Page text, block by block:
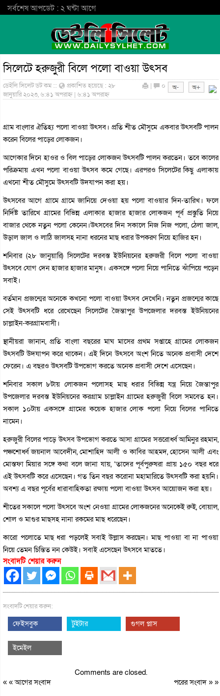
সর্বশেষ আপডেট : ২ ঘন্টা আগে
সিলেটে হরুজুরী বিলে পলো বাওয়া উৎসব
ডেইলি সিলেট ডট কম ::
প্রকাশিত হয়েছে : ২৮
জানুয়ারি ২০২৩, ৬:৪১ অপরাহ্ন | ৬:৪১ অপরাহ্ন
| ০
গ্রাম বাংলার ঐতিহ্য পলো বাওয়া উৎসব। প্রতি শীত মৌসুমে একবার উৎসবটি পালন
করেন বিলের পাড়ের লোকজন।
আগেকার দিনে হাওর ও বিল পাড়ের লোকজন উৎসবটি পালন করতেন। তবে কালের
পরিক্রমায় এখন পলো বাওয়া উৎসব কমে গেছে। এরপরও সিলেটের কিছু এলাকায়
এখনো শীত মৌসুমে উৎসবটি উদযাপন করা হয়।
উৎসবের আগে গ্রামে গ্রামে জানিয়ে দেওয়া হয় পলো বাওয়ার দিন-তারিখ। ফলে
নির্দিষ্ট তারিখে গ্রামের বিভিন্ন এলাকার হাজার হাজার লোকজন পূর্ব প্রস্তুতি নিয়ে
বাজার থেকে নতুন পলো কেনেন।উৎসবের দিন সকালে নিজ নিজ পলো, ঠেলা জাল,
উড়াল জাল ও লাঠি জালসহ নানা ধরনের মাছ ধরার উপকরণ নিয়ে হাজির হন।
শনিবার (২৮ জানুয়ারি) সিলেটের দরবস্ত ইউনিয়নের হরুজরী বিলে পলো বাওয়া
উৎসবে যোগ দেন হাজার হাজার মানুষ। একসঙ্গে পলো নিয়ে পানিতে ঝাঁপিয়ে পড়েন
সবাই।
বর্তমান প্রজন্মের অনেকে কখনো পলো বাওয়া উৎসব দেখেনি। নতুন প্রজন্মের কাছে
সেই উৎসবটি ধরে রেখেছেন সিলেটের জৈন্তাপুর উপজেলার দরবস্ত ইউনিয়নের
চাল্লাইন-করগ্রামবাসী।
স্থানীয়রা জানান, প্রতি বাংলা বছরের মাঘ মাসের প্রথম সপ্তাহে গ্রামের লোকজন
উৎসবটি উদযাপন করে থাকেন। এই দিনে উৎসবে অংশ নিতে অনেক প্রবাসী দেশে
ফেরেন। এ বছরও উৎসবটি উপভোগ করতে অনেক প্রবাসী দেশে এসেছেন।
শনিবার সকাল ৮টায় লোকজন পলোসহ মাছ ধরার বিভিন্ন যন্ত্র নিয়ে জৈন্তাপুর
উপজেলার দরবস্ত ইউনিয়নের করগ্রাম চাল্লাইন গ্রামের হরুজুরী বিলে সমবেত হন।
সকাল ১০টায় একসঙ্গে গ্রামের কয়েক হাজার লোক পলো নিয়ে বিলের পানিতে
নামেন।
হরুজুরী বিলের পাড়ে উৎসব উপভোগ করতে আসা গ্রামের সত্তরোর্ধ্ব আমিনুর রহমান,
পঞ্চশোর্ধ্ব জয়নাল আবেদীন, মোশাহিদ আলী ও কাবির আহমদ, হোসেন আলী এবং
মোস্তফা মিয়ার সঙ্গে কথা বলে জানা যায়, ‘তাদের পূর্বপুরুষরা প্রায় ১৫০ বছর ধরে
এই উৎসবটি করে এসেছেন। গত তিন বছর করোনা মহামারিতে উৎসবটি করা হয়নি।
অবশ্য এ বছর পূর্বের ধারাবাহিকতা রক্ষায় পলো বাওয়া উৎসব আয়োজন করা হয়।
শীতের সকালে পলো উৎসবে অংশ নেওয়া গ্রামের লোকজনের অনেকেই রুই, বোয়াল,
শোল ও মাগুর মাছসহ নানা রকমের মাছ ধরেছেন।
কারো পলোতে মাছ ধরা পড়লেই সবাই উল্লাস করছেন। মাছ পাওয়া বা না পাওয়া
নিয়ে তেমন চিন্তিত নন কেউই। সবাই এসেছেন উৎসবে মাততে।
সংবাদটি শেয়ার করুন
সংবাদটি শেয়ার করুন:
ফেইসবুক টুইটার গুগল প্লাস
ইমেইল
Comments are closed.
« «আগের সংবাদ পরের সংবাদ» »